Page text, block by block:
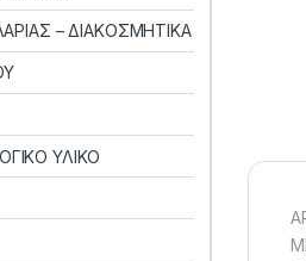
– ΔΙΑΚΟΣΜΗΤΙΚΑ
ΥΛΙΚΟ